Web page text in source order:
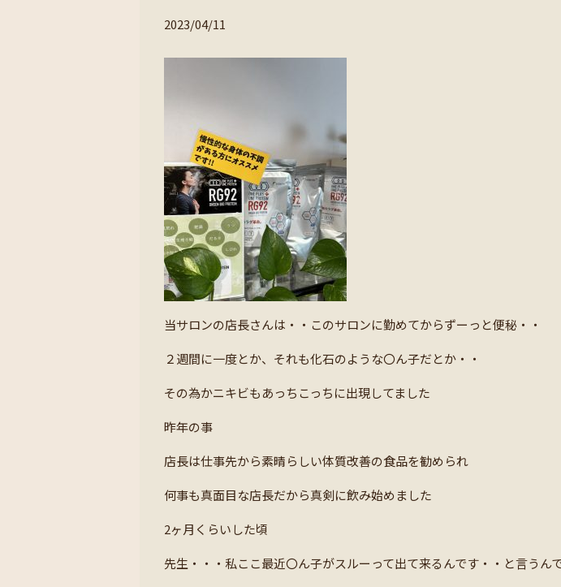
2023/04/11
当サロンの店長さんは・・このサロンに勤めてからずーっと便秘・・
２週間に一度とか、それも化石のような〇ん子だとか・・
その為かニキビもあっちこっちに出現してました
昨年の事
店長は仕事先から素晴らしい体質改善の食品を勧められ
何事も真面目な店長だから真剣に飲み始めました
2ヶ月くらいした頃
先生・・・私ここ最近〇ん子がスルーって出て来るんです・・と言うん